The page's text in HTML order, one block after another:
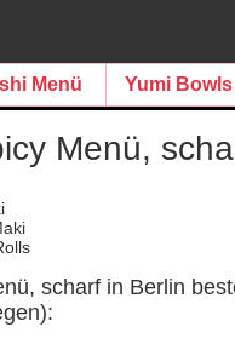
Menü Yumi Bowls
Menü,
scharf in Berlin